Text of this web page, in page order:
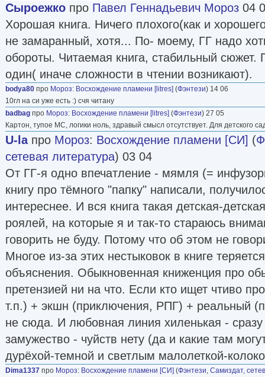
Сыроежко про Павел Геннадьевич Мороз 04
Хорошая книга. Ничего плохого(как и
не замаранный, хотя... По- моему, ГГ надо
обороты. Читаемая книга, стабильный сюжет.
один( иначе сложности в чтении возникают).
bodya80 про Мороз: Восхождение пламени [litres] (Фэнтези) 14 06
10гл на си уже есть :) счя читану
badbag про Мороз: Восхождение пламени [litres] (Фэнтези) 27 05
Картон, тупое МС, логики ноль, здравый смысл отсутствует. Для детского
U-laпро Мороз: Восхождение пламени [СИ] (
сетевая литература) 03 04
От ГГ-я одно впечатление - мямля (=
книгу про тёмного "папку" написали,
интереснее. И вся книга такая детская-
роялей, на которые я и так-то стараюсь
говорить не буду. Потому что об этом не
Многое из-за этих нестыковок в книге
объяснения. Обыкновенная книженция про
претензией ни на что. Если кто ищет чтиво
т.п.) + экшн (приключения, РПГ) + реальный
не сюда. И любовная линия хиленькая -
замужество - чуйств нету (да и какие там
дурёхой-темной и светлым малолеткой-
Dima1337 про Мороз: Восхождение пламени [СИ] (Фэнтези, Самиздат,